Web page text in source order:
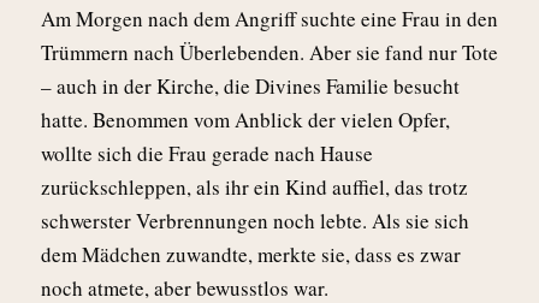
Am Morgen nach dem Angriff suchte eine Frau in den
Trümmern nach Überlebenden. Aber sie fand nur Tote
– auch in der Kirche, die Divines Familie besucht
hatte. Benommen vom Anblick der vielen Opfer,
wollte sich die Frau gerade nach Hause
zurückschleppen, als ihr ein Kind auffiel, das trotz
schwerster Verbrennungen noch lebte. Als sie sich
dem Mädchen zuwandte, merkte sie, dass es zwar
noch atmete, aber bewusstlos war.